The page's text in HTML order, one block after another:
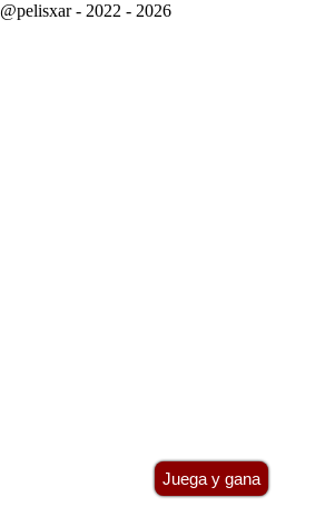
Juega y gana
@pelisxar - 2022 - 2026